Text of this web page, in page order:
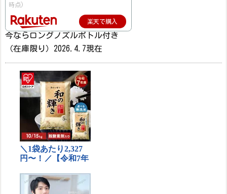
時点)
楽天で購入
今ならロングノズルボトル付き
（在庫限り）2026.4.7現在